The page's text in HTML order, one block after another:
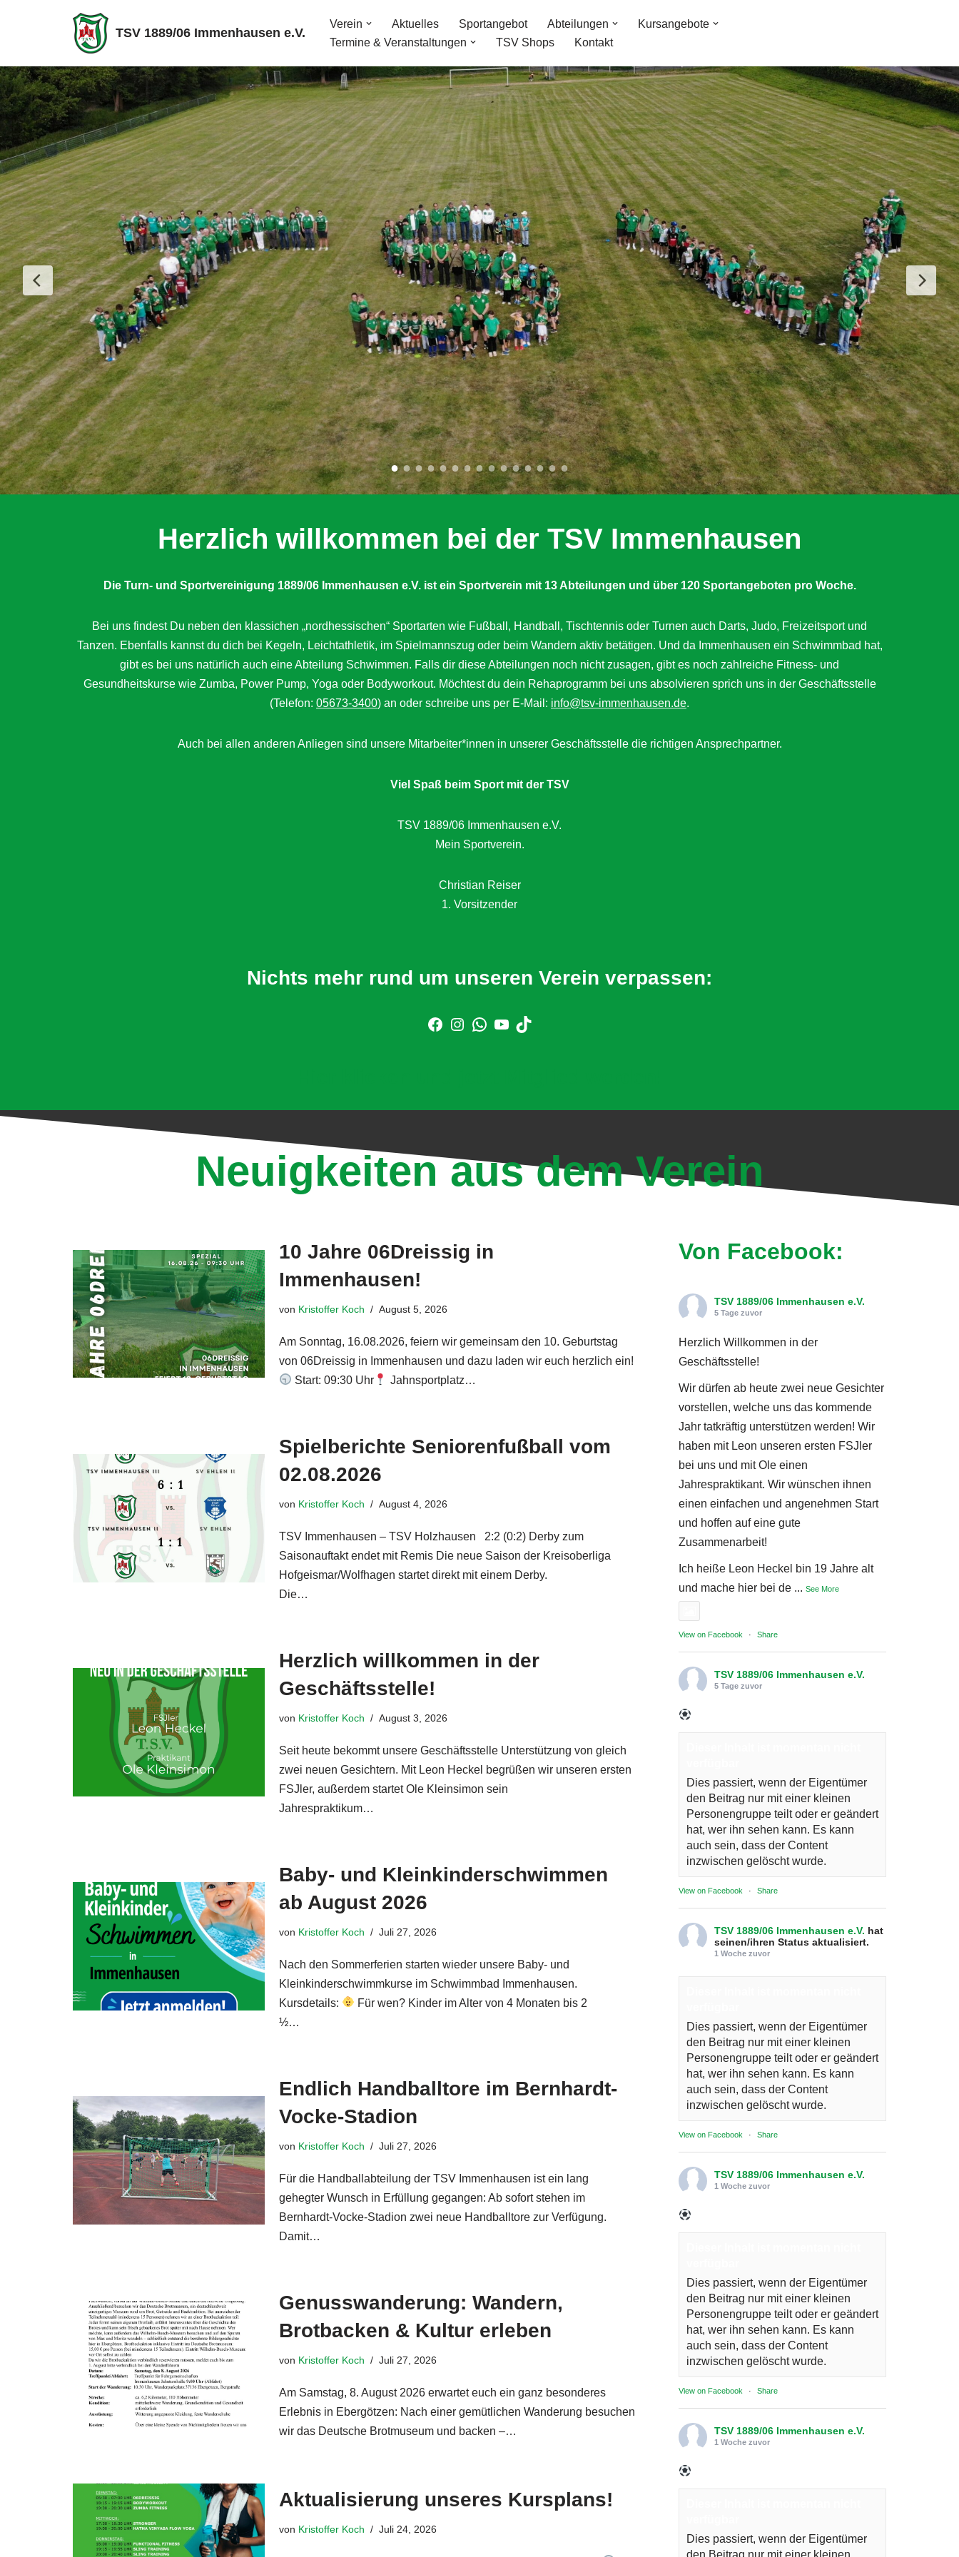
springen
TSV 1889/06 Immenhausen e.V.
Verein Aktuelles Sportangebot Abteilungen
Kursangebote
Termine & Veranstaltungen
TSV Shops Kontakt
Herzlich willkommen bei der TSV Immenhausen
Die Turn- und Sportvereinigung 1889/06 Immenhausen e.V. ist ein Sportverein mit 13 Abteilungen und über 120 Sportangeboten pro Woche.
Bei uns findest Du neben den klassichen „nordhessischen“ Sportarten wie Fußball, Handball, Tischtennis oder Turnen auch Darts, Judo, Freizeitsport und
Tanzen. Ebenfalls kannst du dich bei Kegeln, Leichtathletik, im Spielmannszug oder beim Wandern aktiv betätigen. Und da Immenhausen ein Schwimmbad hat,
gibt es bei uns natürlich auch eine Abteilung Schwimmen. Falls dir diese Abteilungen noch nicht zusagen, gibt es noch zahlreiche Fitness- und
Gesundheitskurse wie Zumba, Power Pump, Yoga oder Bodyworkout. Möchtest du dein Rehaprogramm bei uns absolvieren sprich uns in der Geschäftsstelle
(Telefon: 05673-3400) an oder schreibe uns per E-Mail: info@tsv-immenhausen.de.
Auch bei allen anderen Anliegen sind unsere Mitarbeiter*innen in unserer Geschäftsstelle die richtigen Ansprechpartner.
Viel Spaß beim Sport mit der TSV
TSV 1889/06 Immenhausen e.V.
Mein Sportverein.
Christian Reiser
1. Vorsitzender
Nichts mehr rund um unseren Verein verpassen:
Neuigkeiten aus dem Verein
10 Jahre 06Dreissig in
Immenhausen!
von Kristoffer Koch August 5, 2026
Am Sonntag, 16.08.2026, feiern wir gemeinsam den 10. Geburtstag
von 06Dreissig in Immenhausen und dazu laden wir euch herzlich ein!
Start: 09:30 Uhr
Jahnsportplatz…
Spielberichte Seniorenfußball vom
02.08.2026
von Kristoffer Koch August 4, 2026
TSV Immenhausen – TSV Holzhausen 2:2 (0:2) Derby zum
Saisonauftakt endet mit Remis Die neue Saison der Kreisoberliga
Hofgeismar/Wolfhagen startet direkt mit einem Derby.
Die…
Herzlich willkommen in der
Geschäftsstelle!
von Kristoffer Koch August 3, 2026
Seit heute bekommt unsere Geschäftsstelle Unterstützung von gleich
zwei neuen Gesichtern. Mit Leon Heckel begrüßen wir unseren ersten
FSJler, außerdem startet Ole Kleinsimon sein
Jahrespraktikum…
Baby- und Kleinkinderschwimmen
ab August 2026
von Kristoffer Koch Juli 27, 2026
Nach den Sommerferien starten wieder unsere Baby- und
Kleinkinderschwimmkurse im Schwimmbad Immenhausen.
Kursdetails:
Für wen? Kinder im Alter von 4 Monaten bis 2
½…
Endlich Handballtore im Bernhardt-
Vocke-Stadion
von Kristoffer Koch Juli 27, 2026
Für die Handballabteilung der TSV Immenhausen ist ein lang
gehegter Wunsch in Erfüllung gegangen: Ab sofort stehen im
Bernhardt-Vocke-Stadion zwei neue Handballtore zur Verfügung.
Damit…
Genusswanderung: Wandern,
Brotbacken & Kultur erleben
von Kristoffer Koch Juli 27, 2026
Am Samstag, 8. August 2026 erwartet euch ein ganz besonderes
Erlebnis in Ebergötzen: Nach einer gemütlichen Wanderung besuchen
wir das Deutsche Brotmuseum und backen –…
Aktualisierung unseres Kursplans!
von Kristoffer Koch Juli 24, 2026
Von Facebook:
TSV 1889/06 Immenhausen e.V.
5 Tage zuvor
Herzlich Willkommen in der
Geschäftsstelle!
Wir dürfen ab heute zwei neue Gesichter
vorstellen, welche uns das kommende
Jahr tatkräftig unterstützen werden! Wir
haben mit Leon unseren ersten FSJler
bei uns und mit Ole einen
Jahrespraktikant. Wir wünschen ihnen
einen einfachen und angenehmen Start
und hoffen auf eine gute
Zusammenarbeit!
Ich heiße Leon Heckel bin 19 Jahre alt
und mache hier bei de ... See More
View on Facebook · Share
TSV 1889/06 Immenhausen e.V.
5 Tage zuvor
Dies passiert, wenn der Eigentümer
den Beitrag nur mit einer kleinen
Personengruppe teilt oder er geändert
hat, wer ihn sehen kann. Es kann
auch sein, dass der Content
inzwischen gelöscht wurde.
View on Facebook · Share
TSV 1889/06 Immenhausen e.V. hat
seinen/ihren Status aktualisiert.
1 Woche zuvor
Dies passiert, wenn der Eigentümer
den Beitrag nur mit einer kleinen
Personengruppe teilt oder er geändert
hat, wer ihn sehen kann. Es kann
auch sein, dass der Content
inzwischen gelöscht wurde.
View on Facebook · Share
TSV 1889/06 Immenhausen e.V.
1 Woche zuvor
Dies passiert, wenn der Eigentümer
den Beitrag nur mit einer kleinen
Personengruppe teilt oder er geändert
hat, wer ihn sehen kann. Es kann
auch sein, dass der Content
inzwischen gelöscht wurde.
View on Facebook · Share
TSV 1889/06 Immenhausen e.V.
1 Woche zuvor
Dies passiert, wenn der Eigentümer
den Beitrag nur mit einer kleinen